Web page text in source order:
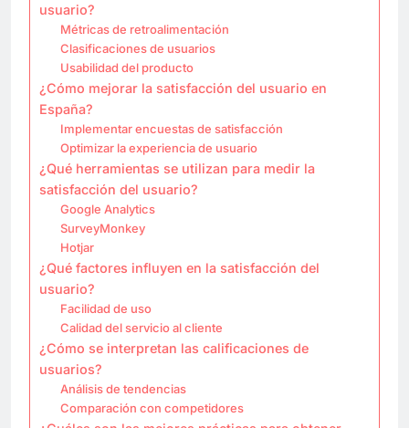
usuario?
Métricas de retroalimentación
Clasificaciones de usuarios
Usabilidad del producto
¿Cómo mejorar la satisfacción del usuario en
España?
Implementar encuestas de satisfacción
Optimizar la experiencia de usuario
¿Qué herramientas se utilizan para medir la
satisfacción del usuario?
Google Analytics
SurveyMonkey
Hotjar
¿Qué factores influyen en la satisfacción del
usuario?
Facilidad de uso
Calidad del servicio al cliente
¿Cómo se interpretan las calificaciones de
usuarios?
Análisis de tendencias
Comparación con competidores